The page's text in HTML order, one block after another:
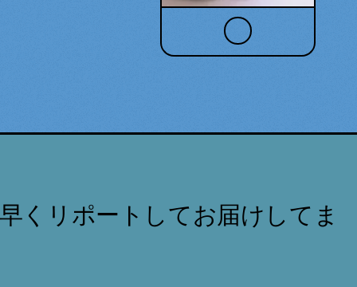
くリポートしてお届けしてま